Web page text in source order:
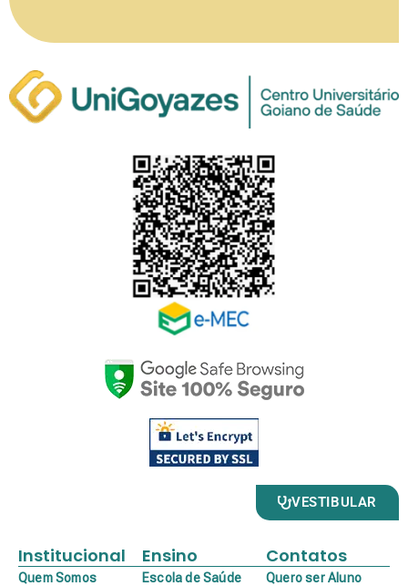
VESTIBULAR
Institucional
Quem Somos
Ensino
Escola de Saúde
Contatos
Quero ser Aluno